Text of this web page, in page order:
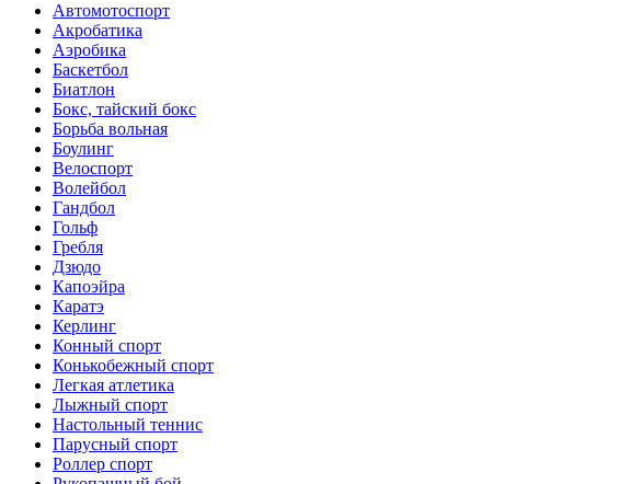
Автомотоспорт
Акробатика
Аэробика
Баскетбол
Биатлон
Бокс, тайский бокс
Борьба вольная
Боулинг
Велоспорт
Волейбол
Гандбол
Гольф
Гребля
Дзюдо
Капоэйра
Каратэ
Керлинг
Конный спорт
Конькобежный спорт
Легкая атлетика
Лыжный спорт
Настольный теннис
Парусный спорт
Роллер спорт